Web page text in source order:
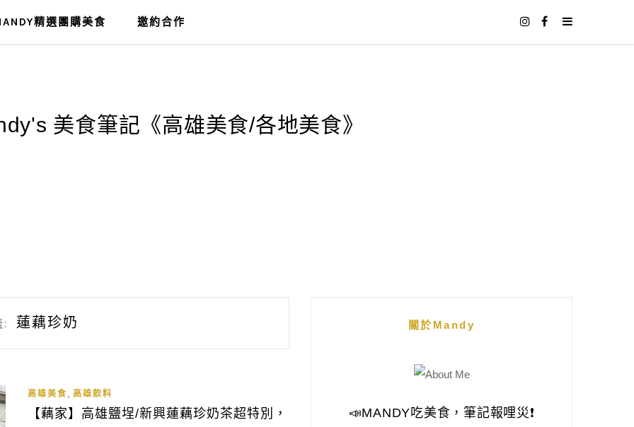
精選團購美食 邀約合作
: 蓮藕珍奶
高雄美食 高雄飲料
【藕家】高雄鹽埕/新興蓮藕珍奶茶超特別，
關於Mandy
📣MANDY吃美食，筆記報哩災❗️